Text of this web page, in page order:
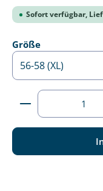
Sofort verfügbar,
Größeauswählen
Produkt